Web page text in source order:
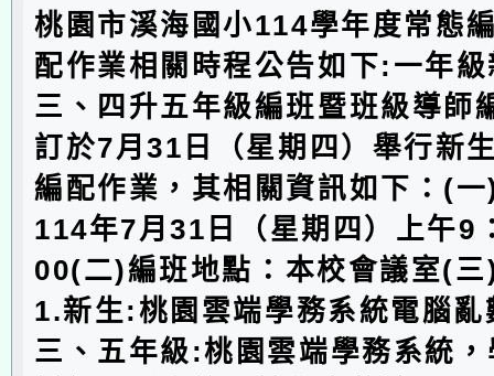
桃園市溪海國小114學年度常態
配作業相關時程公告如下:一年
三、四升五年級編班暨班級導師
訂於7月31日（星期四）舉行新
編配作業，其相關資訊如下：(
114年7月31日（星期四）上午9
00(二)編班地點：本校會議室(
1.新生:桃園雲端學務系統電腦
三、五年級:桃園雲端學務系統